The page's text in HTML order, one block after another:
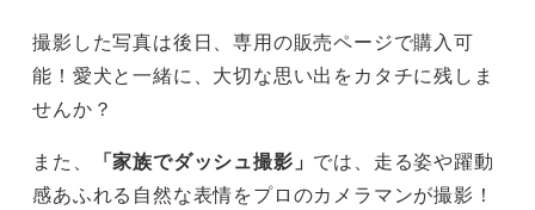
撮影した写真は後日、専用の販売ページで購入可
能！愛犬と一緒に、大切な思い出をカタチに残しま
せんか？
また、
「家族でダッシュ撮影」 では、走る姿や躍動
感あふれる自然な表情をプロのカメラマンが撮影！